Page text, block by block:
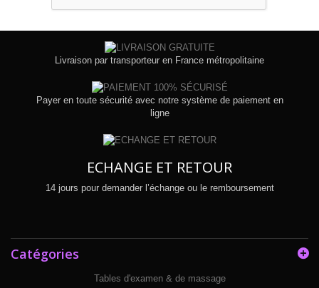
Livraison par transporteur en France métropolitaine
Payer en toute sécurité avec notre système de paiement en
ligne
ECHANGE ET RETOUR
14 jours pour demander l’échange ou le remboursement
Catégories
Tables d'examen & de massage